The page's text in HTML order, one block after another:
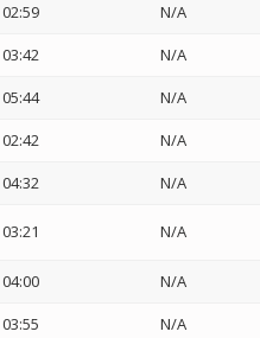
02:59
N/A
03:42
N/A
05:44
N/A
02:42
N/A
04:32 N/A
03:21 N/A
04:00
N/A
03:55
N/A